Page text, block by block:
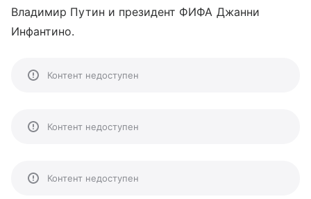
Владимир Путин и президент ФИФА Джанни
Инфантино.
Контент недоступен
Контент недоступен
Контент недоступен